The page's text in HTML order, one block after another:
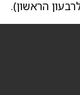
הראשון).